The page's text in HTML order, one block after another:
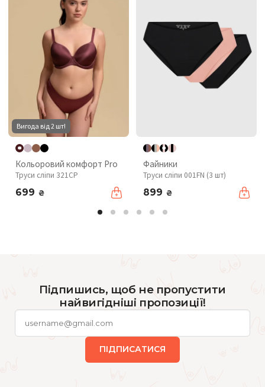
Вигода від 2 шт!
Кольоровий комфорт Pro
Труси сліпи 321CP
699 ₴
Файники
Труси сліпи 001FN (3 шт)
899 ₴
Підпишись, щоб не пропустити
найвигідніші пропозиції!
ПІДПИСАТИСЯ